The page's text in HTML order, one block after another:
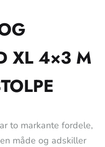
XL 4×3 M
to markante fordele,
måde og adskiller